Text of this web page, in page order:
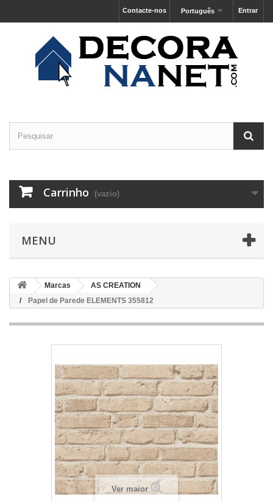
Entrar
Português
Contacte-nos
Carrinho (vazio)
MENU
Marcas
AS CREATION
Papel de Parede ELEMENTS 355812
Ver maior